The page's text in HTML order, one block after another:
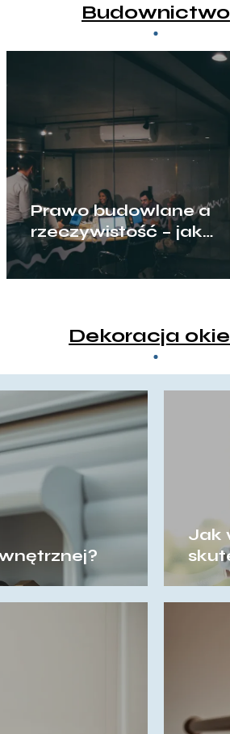
Budownictwo
Prawo budowlane a
rzeczywistość – jak
przegrody ogniowe
biznes?
Dekoracja
Jak